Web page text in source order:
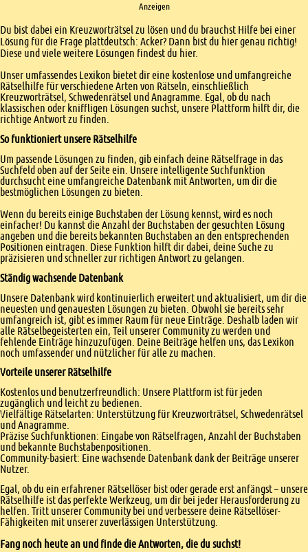
Anzeigen
Einleitung
Du bist dabei ein Kreuzworträtsel zu lösen und du brauchst Hilfe bei einer
Lösung für die Frage plattdeutsch: Acker? Dann bist du hier genau richtig!
Diese und viele weitere Lösungen findest du hier.
Unser umfassendes Lexikon bietet dir eine kostenlose und umfangreiche
Rätselhilfe für verschiedene Arten von Rätseln, einschließlich
Kreuzworträtsel, Schwedenrätsel und Anagramme. Egal, ob du nach
klassischen oder kniffligen Lösungen suchst, unsere Plattform hilft dir, die
richtige Antwort zu finden.
So funktioniert unsere Rätselhilfe
Um passende Lösungen zu finden, gib einfach deine Rätselfrage in das
Suchfeld oben auf der Seite ein. Unsere intelligente Suchfunktion
durchsucht eine umfangreiche Datenbank mit Antworten, um dir die
bestmöglichen Lösungen zu bieten.
Wenn du bereits einige Buchstaben der Lösung kennst, wird es noch
einfacher! Du kannst die Anzahl der Buchstaben der gesuchten Lösung
angeben und die bereits bekannten Buchstaben an den entsprechenden
Positionen eintragen. Diese Funktion hilft dir dabei, deine Suche zu
präzisieren und schneller zur richtigen Antwort zu gelangen.
Ständig wachsende Datenbank
Unsere Datenbank wird kontinuierlich erweitert und aktualisiert, um dir die
neuesten und genauesten Lösungen zu bieten. Obwohl sie bereits sehr
umfangreich ist, gibt es immer Raum für neue Einträge. Deshalb laden wir
alle Rätselbegeisterten ein, Teil unserer Community zu werden und
fehlende Einträge hinzuzufügen. Deine Beiträge helfen uns, das Lexikon
noch umfassender und nützlicher für alle zu machen.
Vorteile unserer Rätselhilfe
Kostenlos und benutzerfreundlich: Unsere Plattform ist für jeden
zugänglich und leicht zu bedienen.
Vielfältige Rätselarten: Unterstützung für Kreuzworträtsel, Schwedenrätsel
und Anagramme.
Präzise Suchfunktionen: Eingabe von Rätselfragen, Anzahl der Buchstaben
und bekannte Buchstabenpositionen.
Community-basiert: Eine wachsende Datenbank dank der Beiträge unserer
Nutzer.
Egal, ob du ein erfahrener Rätsellöser bist oder gerade erst anfängst – unsere
Rätselhilfe ist das perfekte Werkzeug, um dir bei jeder Herausforderung zu
helfen. Tritt unserer Community bei und verbessere deine Rätsellöser-
Fähigkeiten mit unserer zuverlässigen Unterstützung.
Fang noch heute an und finde die Antworten, die du suchst!